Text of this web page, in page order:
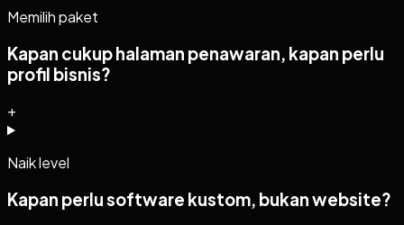
Memilih paket
Kapan cukup halaman penawaran, kapan perlu
profil bisnis?
+
Naik level
Kapan perlu software kustom, bukan website?